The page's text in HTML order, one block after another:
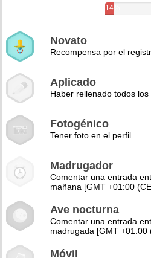
14%
Novato
Recompensa por el
Aplicado
Haber rellenado todos
Fotogénico
Tener foto en el perfil
Madrugador
Comentar una entrada
mañana [GMT +01:00
Ave nocturna
Comentar una entrada
madrugada [GMT +01:00
Móvil